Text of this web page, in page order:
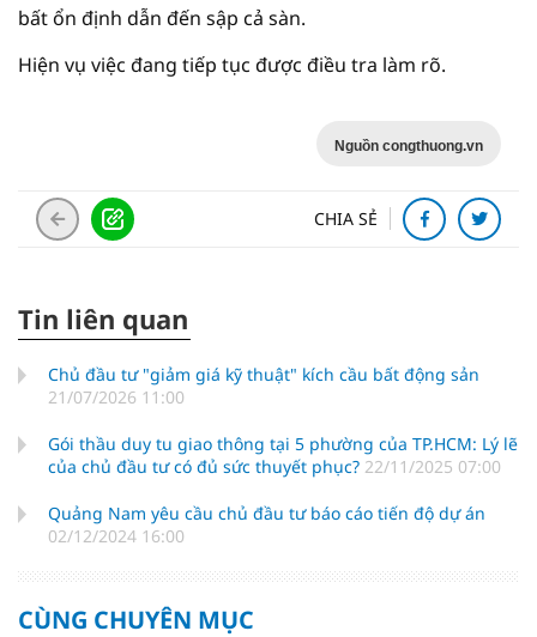
bất ổn định dẫn đến sập cả sàn.
Hiện vụ việc đang tiếp tục được điều tra làm rõ.
Nguồn congthuong.vn
CHIA SẺ
Tin liên quan
Chủ đầu tư "giảm giá kỹ thuật" kích cầu bất động sản
21/07/2026 11:00
Gói thầu duy tu giao thông tại 5 phường của TP.HCM: Lý lẽ
của chủ đầu tư có đủ sức thuyết phục? 22/11/2025 07:00
Quảng Nam yêu cầu chủ đầu tư báo cáo tiến độ dự án
02/12/2024 16:00
CÙNG CHUYÊN MỤC